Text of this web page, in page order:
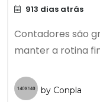
913 dias atrás
Contadores são
manter a rotina
by Conpla